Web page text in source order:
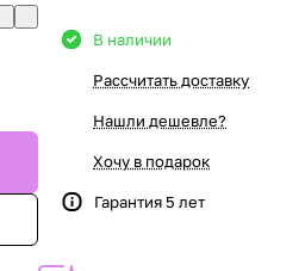
В наличии
Рассчитать доставку
Нашли дешевле?
Хочу в подарок
Гарантия 5 лет